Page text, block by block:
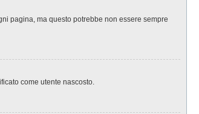
pagina, ma questo potrebbe non essere sempre
come utente nascosto.